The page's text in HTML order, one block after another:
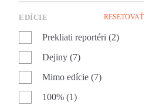
EDÍCIE RESETOVAŤ
Prekliati reportéri (2)
Dejiny (7)
Mimo edície (7)
100% (1)